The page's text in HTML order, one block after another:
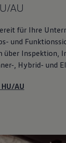
AU
für Ihre
und
über Inspektion,
, Hybrid- und
AU